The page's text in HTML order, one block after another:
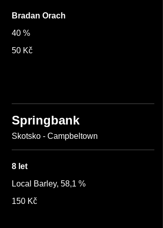
Bradan Orach
40 %
50 Kč
Springbank
Skotsko - Campbeltown
8 let
Local Barley, 58,1 %
150 Kč